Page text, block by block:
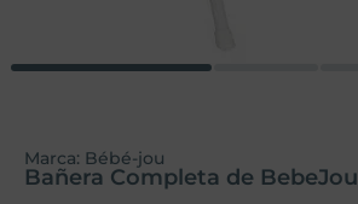
Marca: Bébé-jou
Bañera Completa de BebeJou